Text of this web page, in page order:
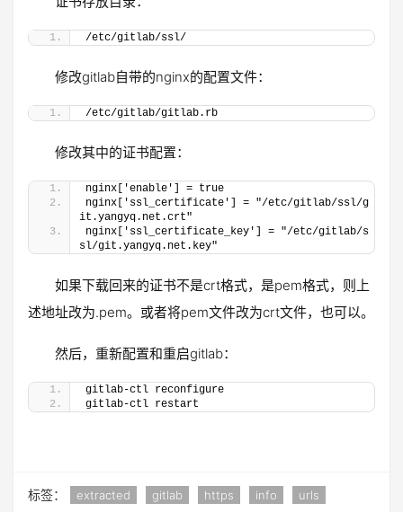
/etc/gitlab/ssl/
修改gitlab自带的nginx的配置文件：
/etc/gitlab/gitlab.rb
修改其中的证书配置：
nginx['enable'] = true
nginx['ssl_certificate'] = "/etc/gitlab/ssl/g
it.yangyq.net.crt"
nginx['ssl_certificate_key'] = "/etc/gitlab/s
sl/git.yangyq.net.key"
如果下载回来的证书不是crt格式，是pem格式，则上
述地址改为.pem。或者将pem文件改为crt文件，也可以。
然后，重新配置和重启gitlab：
gitlab-ctl reconfigure
gitlab-ctl restart
标签： extracted gitlab https info urls